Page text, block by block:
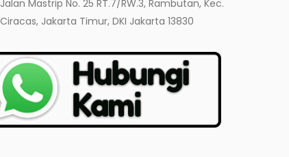
Jalan Mastrip No. 25 RT.7/RW.3, Rambutan, Kec.
Ciracas, Jakarta Timur, DKI Jakarta 13830